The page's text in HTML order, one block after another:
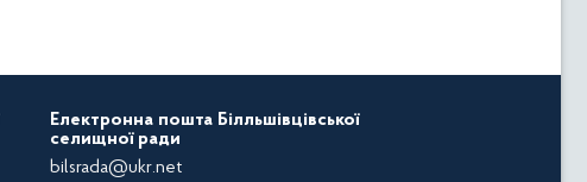
Електронна пошта Білльшівцівської
селищної ради
bilsrada@ukr.net